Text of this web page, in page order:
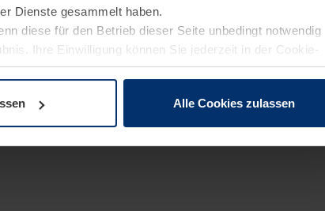
Dienste gesammelt haben.
diese für den Betrieb dieser Seite unbedingt notwendig
Ihre Einwilligung können Sie jederzeit in der Cookie-
ändern oder widerrufen.
Alle Cookies zulassen